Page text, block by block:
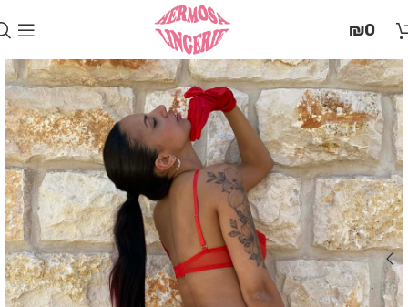
זֶה
מַעֲרֶכֶת
"המרכז
הישראלי
לְהַנְגָּשָׁת
אָתָרִים".
הַמְּסַיַּעַת
לִנְגִישׁוּת
הָאֲתָר.
לִפְתִיחַת
תַּפְרִיט
הֵנְּגִישׁוּת
לְחַץ
₪0